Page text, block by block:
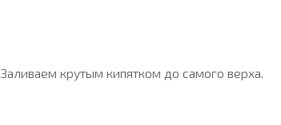
Заливаем крутым кипятком до самого верха.